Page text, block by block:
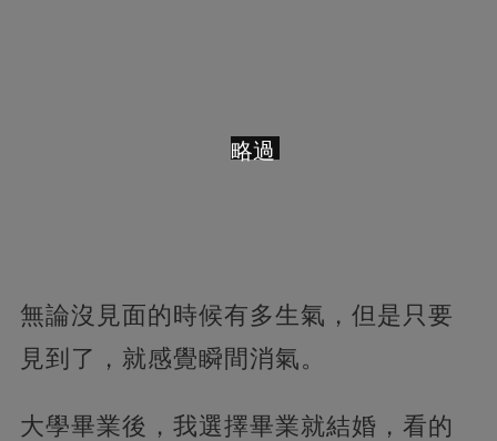
無論沒見面的時候有多生氣，但是只要
見到了，就感覺瞬間消氣。
大學畢業後，我選擇畢業就結婚，看的
略過